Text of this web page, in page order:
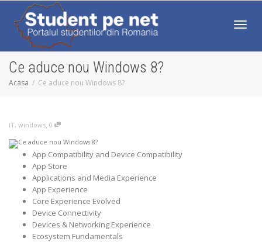
Ce aduce nou Windows 8?
Acasa Ce aduce nou Windows 8?
IT, windows, 0
App Compatibility and Device Compatibility
App Store
Applications and Media Experience
App Experience
Core Experience Evolved
Device Connectivity
Devices & Networking Experience
Ecosystem Fundamentals